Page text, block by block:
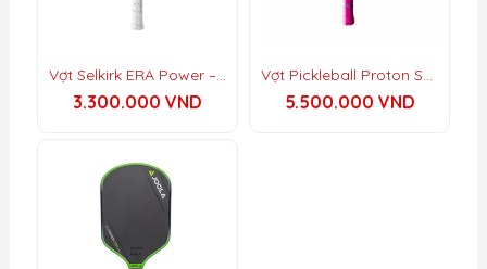
Chiều dài vợt:
16 mm
Chất liệu bề mặt:
Chất liệu lõi:
Vợt Selkirk ERA Power – Elongated
3.300.000 VND
Vợt Pickleball Proton Series Three – Raw Carbon
5.500.000 VND